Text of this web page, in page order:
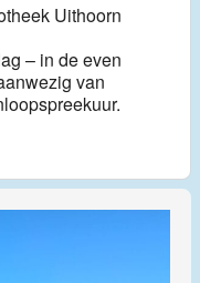
Uithoorn
– in de even
van